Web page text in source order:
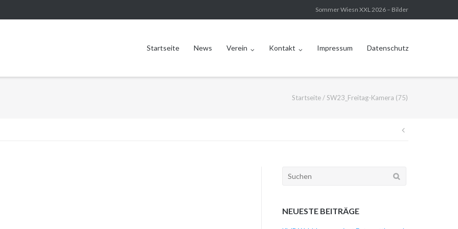
Sommer Wiesn XXL 2026 – Bilder
Startseite News Verein Kontakt Impressum Datenschutz
Startseite /SW23_Freitag-Kamera (75)
Suchen
NEUESTE BEITRÄGE